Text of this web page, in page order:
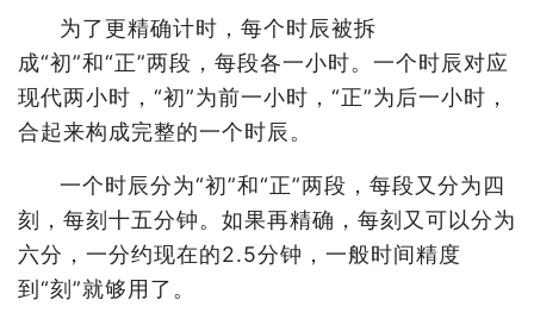
为了更精确计时，每个时辰被拆
成“初”和“正”两段，每段各一小时。一个时辰对应
现代两小时，“初”为前一小时，“正”为后一小时，
合起来构成完整的一个时辰。
一个时辰分为“初”和“正”两段，每段又分为四
刻，每刻十五分钟。如果再精确，每刻又可以分为
六分，一分约现在的2.5分钟，一般时间精度
到“刻”就够用了。